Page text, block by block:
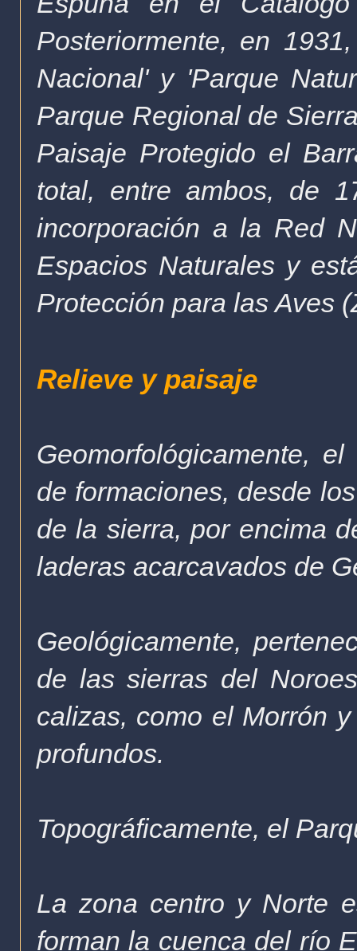
Posteriormente, en
Nacional' y 'Parque
Parque Regional de
Paisaje Protegido el
total, entre ambos, de
incorporación a la Red
Espacios Naturales y
Protección para las Aves
Relieve y paisaje
Geomorfológicamente,
de formaciones, desde
de la sierra, por encima
laderas acarcavados de
Geológicamente,
de las sierras del
calizas, como el Morrón
profundos.
Topográficamente, el
La zona centro y Norte
forman la cuenca del río